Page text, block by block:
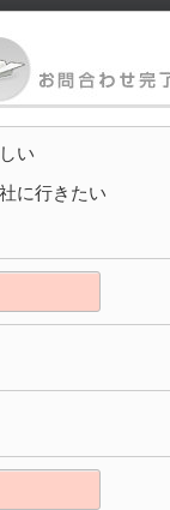
い
に行きたい